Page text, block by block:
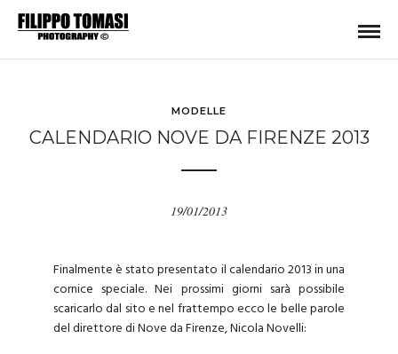
MODELLE
CALENDARIO NOVE DA FIRENZE 2013
19/01/2013
Finalmente è stato presentato il calendario 2013 in una
cornice speciale. Nei prossimi giorni sarà possibile
scaricarlo dal sito e nel frattempo ecco le belle parole
del direttore di Nove da Firenze, Nicola Novelli: